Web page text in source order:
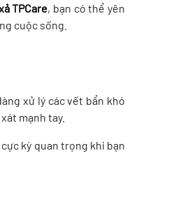
TPCare, bạn có thể yên
cuộc sống.
xử lý các vết bẩn khó
mạnh tay.
kỳ quan trọng khi bạn